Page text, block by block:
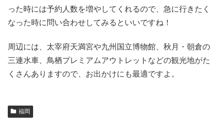
った時には予約人数を増やしてくれるので、急に行きたく
なった時に問い合わせしてみるといいですね！
周辺には、太宰府天満宮や九州国立博物館、秋月・朝倉の
三連水車、鳥栖プレミアムアウトレットなどの観光地がた
くさんありますので、お出かけにも最適ですよ。
福岡